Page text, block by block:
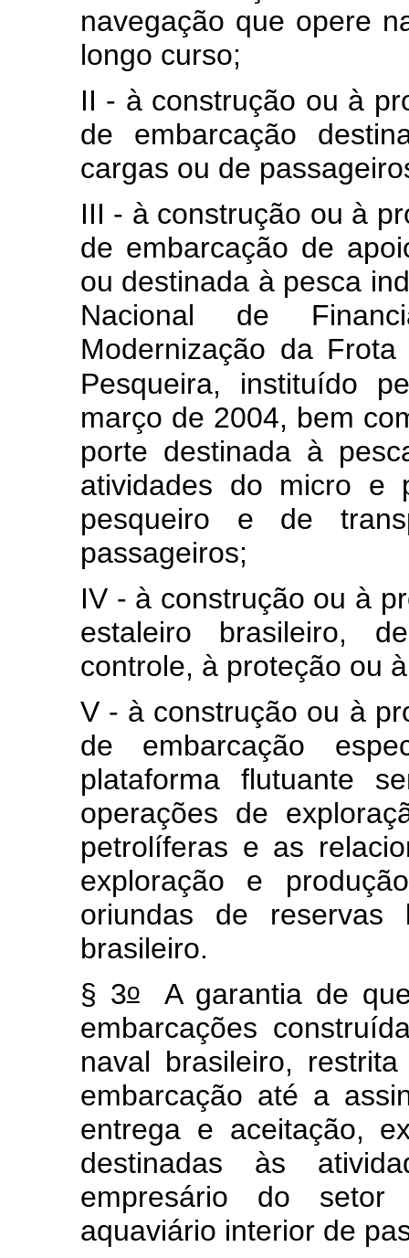
navegação que opere
longo curso;
II - à construção ou à
de embarcação
cargas ou de
III - à construção ou à
de embarcação de
ou destinada à pesca
Nacional de
Modernização da
Pesqueira, instituído
março de 2004, bem
porte destinada à
atividades do micro e
pesqueiro e de
passageiros;
IV - à construção ou à
estaleiro brasileiro,
controle, à proteção ou
V - à construção ou à
de embarcação
plataforma flutuante
operações de
petrolíferas e as
exploração e
oriundas de reservas
brasileiro.
§ 3oA garantia de
embarcações
naval brasileiro,
embarcação até a
entrega e aceitação,
destinadas às
empresário do
aquaviário interior de